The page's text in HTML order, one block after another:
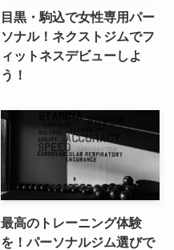
目黒・駒込で女性専用パー
ソナル！ネクストジムでフ
ィットネスデビューしよ
う！
最高のトレーニング体験
を！パーソナルジム選びで